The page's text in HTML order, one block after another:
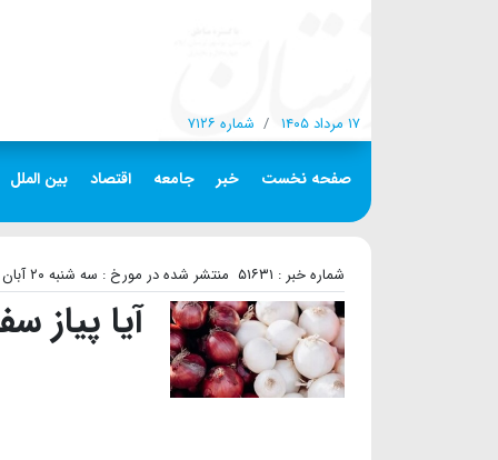
۱۷ مرداد ۱۴۰۵ شماره ۷۱۲۶
صفحه نخست خبر جامعه اقتصاد بین الملل
شماره خبر : ۵۱۶۳۱ منتشر شده در مورخ : سه شنبه ۲۰ آبان ۱۴۰۴
آیا پیاز